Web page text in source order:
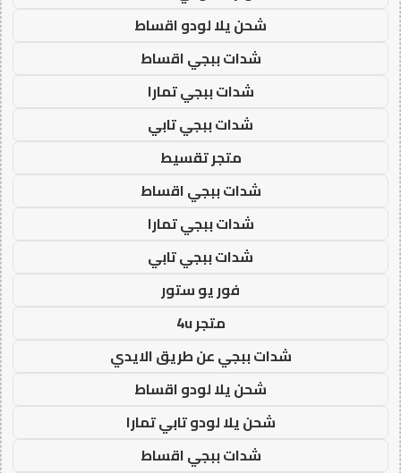
شحن يلا لودو اقساط
شدات ببجي اقساط
شدات ببجي تمارا
شدات ببجي تابي
متجر تقسيط
شدات ببجي اقساط
شدات ببجي تمارا
شدات ببجي تابي
فور يو ستور
متجر 4u
شدات ببجي عن طريق الايدي
شحن يلا لودو اقساط
شحن يلا لودو تابي تمارا
شدات ببجي اقساط